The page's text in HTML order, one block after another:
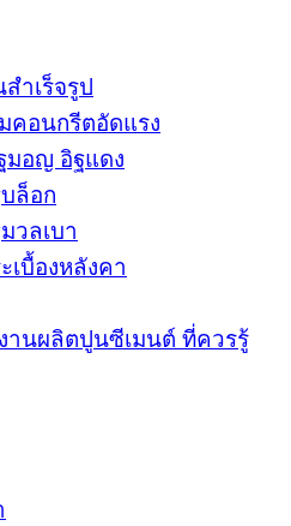
ำเร็จรูป
คอนกรีตอัดแรง
มอญ อิฐแดง
ล็อก
วลเบา
เบื้องหลังคา
านผลิตปูนซีเมนต์ ที่ควรรู้